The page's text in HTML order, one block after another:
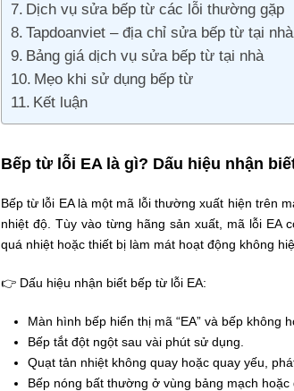
Dịch vụ sửa bếp từ các lỗi thường gặp
Tapdoanviet – địa chỉ sửa bếp từ tại
Bảng giá dịch vụ sửa bếp từ tại nhà
Mẹo khi sử dụng bếp từ
Kết luận
Bếp từ lỗi EA là gì? Dấu hiệu nhận
Bếp từ lỗi EA là một mã lỗi thường xuất hiện trên
nhiệt độ. Tùy vào từng hãng sản xuất, mã lỗi EA
quá nhiệt hoặc thiết bị làm mát hoạt động không
👉 Dấu hiệu nhận biết bếp từ lỗi EA:
Màn hình bếp hiển thị mã “EA” và bếp không
Bếp tắt đột ngột sau vài phút sử dụng.
Quạt tản nhiệt không quay hoặc quay yếu,
Bếp nóng bất thường ở vùng bảng mạch hoặc